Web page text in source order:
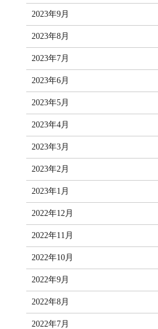
2023年9月
2023年8月
2023年7月
2023年6月
2023年5月
2023年4月
2023年3月
2023年2月
2023年1月
2022年12月
2022年11月
2022年10月
2022年9月
2022年8月
2022年7月